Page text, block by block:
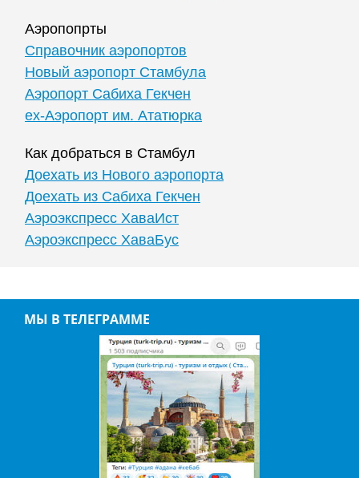
Аэропопрты
Справочник аэропортов
Новый аэропорт Стамбула
Аэропорт Сабиха Гекчен
ex-Аэропорт им. Ататюрка
Как добраться в Стамбул
Доехать из Нового аэропорта
Доехать из Сабиха Гекчен
Аэроэкспресс ХаваИст
Аэроэкспресс ХаваБус
МЫ В ТЕЛЕГРАММЕ